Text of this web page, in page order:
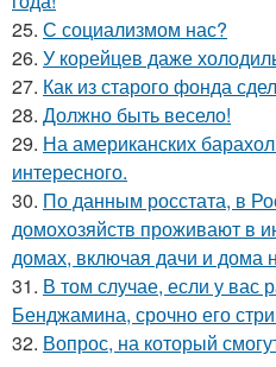
25. С социализмом нас?
26. У корейцев даже
27. Как из старого фонда
28. Должно быть весело!
29. На американских
интересного.
30. По данным росстата, в
домохозяйств проживают в
домах, включая дачи и дома
31. В том случае, если у вас
Бенджамина, срочно его
32. Вопрос, на который